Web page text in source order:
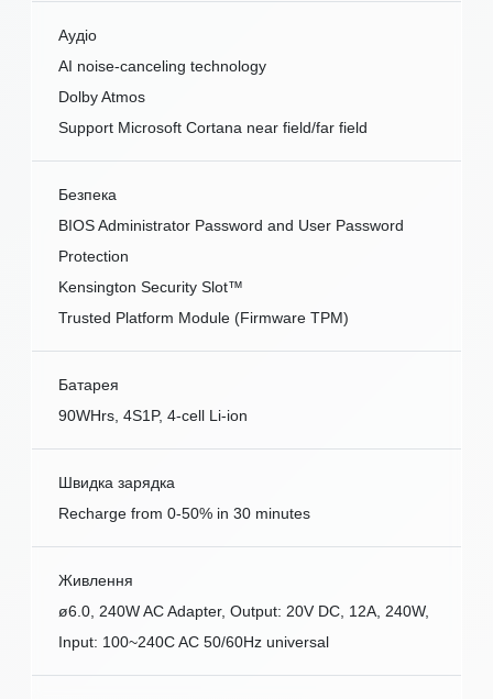
Аудіо
AI noise-canceling technology
Dolby Atmos
Support Microsoft Cortana near field/far field
Безпека
BIOS Administrator Password and User Password
Protection
Kensington Security Slot™
Trusted Platform Module (Firmware TPM)
Батарея
90WHrs, 4S1P, 4-cell Li-ion
Швидка зарядка
Recharge from 0-50% in 30 minutes
Живлення
ø6.0, 240W AC Adapter, Output: 20V DC, 12A, 240W,
Input: 100~240C AC 50/60Hz universal